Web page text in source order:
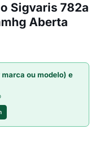
Sigvaris 782a
Aberta
ou modelo) e